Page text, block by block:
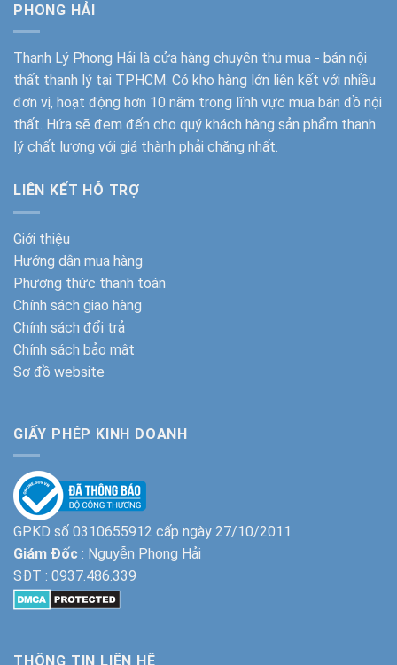
PHONG HẢI
Thanh Lý Phong Hải là cửa hàng chuyên thu mua - bán nội
thất thanh lý tại TPHCM. Có kho hàng lớn liên kết với nhiều
đơn vị, hoạt động hơn 10 năm trong lĩnh vực mua bán đồ nội
thất. Hứa sẽ đem đến cho quý khách hàng sản phẩm thanh
lý chất lượng với giá thành phải chăng nhất.
LIÊN KẾT HỖ TRỢ
Giới thiệu
Hướng dẫn mua hàng
Phương thức thanh toán
Chính sách giao hàng
Chính sách đổi trả
Chính sách bảo mật
Sơ đồ website
GIẤY PHÉP KINH DOANH
GPKD số 0310655912 cấp ngày 27/10/2011
Giám Đốc : Nguyễn Phong Hải
SĐT : 0937.486.339
THÔNG TIN LIÊN HỆ